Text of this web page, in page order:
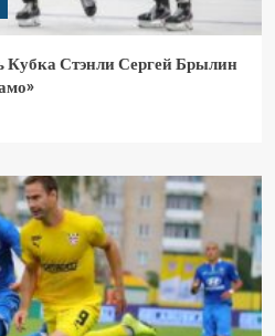
Кубка Стэнли Сергей Брылин